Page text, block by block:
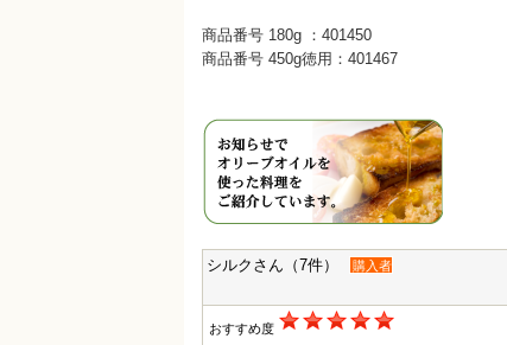
商品番号 180g ：401450
商品番号 450g徳用：401467
シルクさん（7件） 購入者
おすすめ度